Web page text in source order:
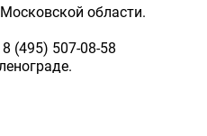
области.
(495) 507-08-58